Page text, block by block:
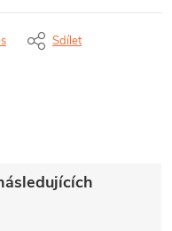
Sdílet